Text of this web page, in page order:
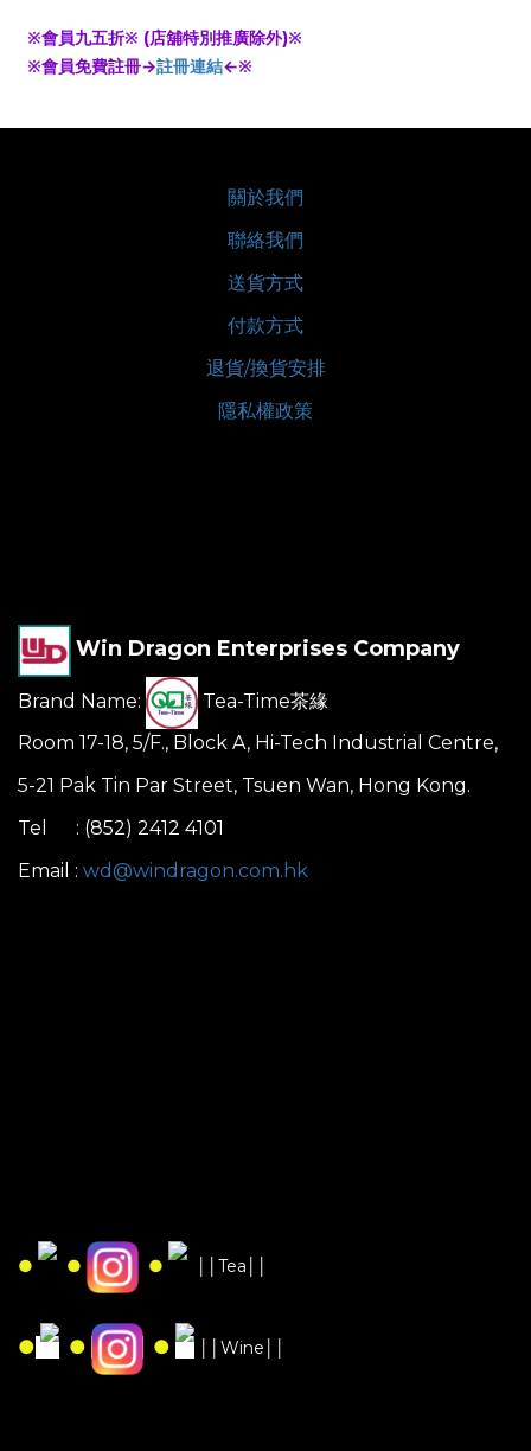
※會員九五折※ (店舖特別推廣除外)※
※會員免費註冊→註冊連結←※
關於我們
聯絡我們
送貨方式
付款方式
退貨/換貨安排
隱私權政策
Win Dragon Enterprises Company
Brand Name:
Tea-Time茶緣
Room 17-18, 5/F., Block A, Hi-Tech Industrial Centre,
5-21 Pak Tin Par Street, Tsuen Wan, Hong Kong.
Tel : (852) 2412 4101
Email : wd@windragon.com.hk
● ● ● ││Tea││
● ● ● ││Wine││